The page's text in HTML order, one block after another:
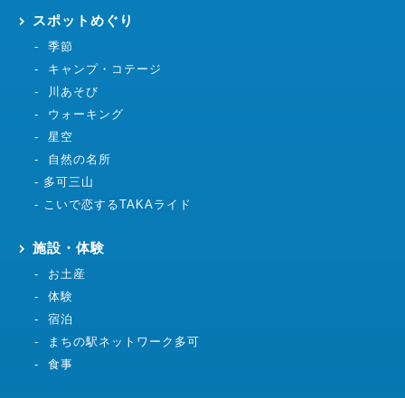
スポットめぐり
季節
キャンプ・コテージ
川あそび
ウォーキング
星空
自然の名所
多可三山
こいで恋するTAKAライド
施設・体験
お土産
体験
宿泊
まちの駅ネットワーク多可
食事